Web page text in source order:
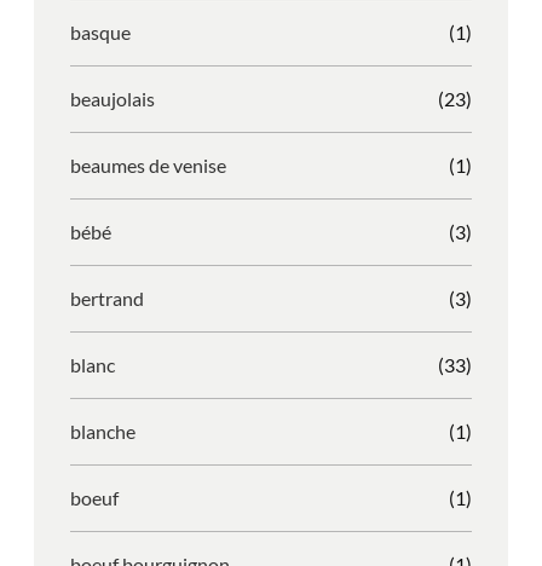
basque (1)
beaujolais (23)
beaumes de venise (1)
bébé (3)
bertrand (3)
blanc (33)
blanche (1)
boeuf (1)